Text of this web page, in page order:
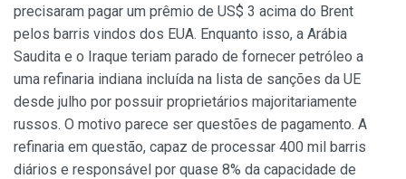
precisaram pagar um prêmio de US$ 3 acima do Brent
pelos barris vindos dos EUA. Enquanto isso, a Arábia
Saudita e o Iraque teriam parado de fornecer petróleo a
uma refinaria indiana incluída na lista de sanções da UE
desde julho por possuir proprietários majoritariamente
russos. O motivo parece ser questões de pagamento. A
refinaria em questão, capaz de processar 400 mil barris
diários e responsável por quase 8% da capacidade de